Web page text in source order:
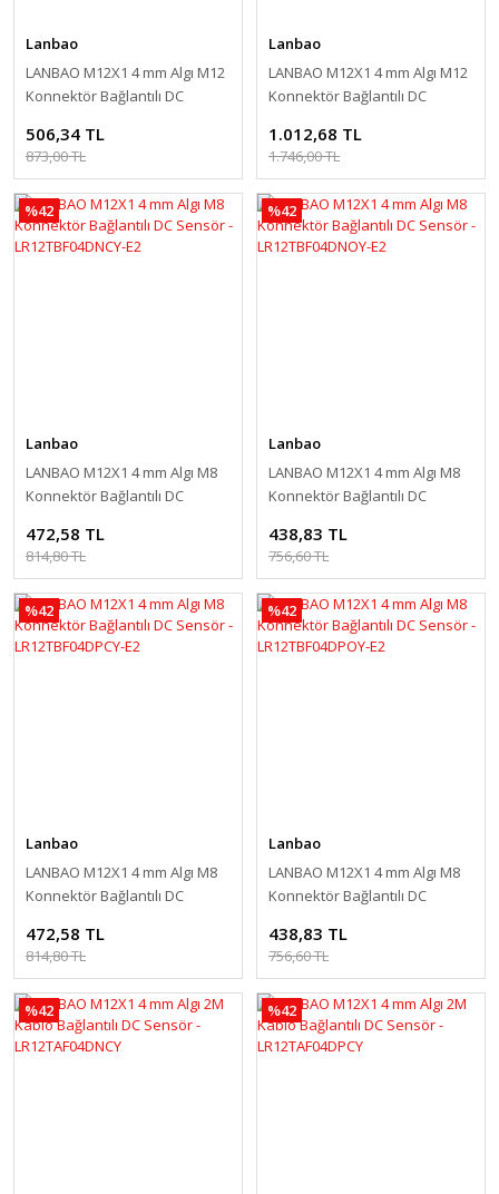
Lanbao
LANBAO M12X1 4 mm Algı M12
Konnektör Bağlantılı DC
506,34 TL
873,00 TL
Lanbao
LANBAO M12X1 4 mm Algı M12
Konnektör Bağlantılı DC
1.012,68 TL
1.746,00 TL
%42
Lanbao
LANBAO M12X1 4 mm Algı M8
Konnektör Bağlantılı DC
472,58 TL
814,80 TL
%42
Lanbao
LANBAO M12X1 4 mm Algı M8
Konnektör Bağlantılı DC
438,83 TL
756,60 TL
%42
Lanbao
LANBAO M12X1 4 mm Algı M8
Konnektör Bağlantılı DC
472,58 TL
814,80 TL
%42
Lanbao
LANBAO M12X1 4 mm Algı M8
Konnektör Bağlantılı DC
438,83 TL
756,60 TL
%42 %42